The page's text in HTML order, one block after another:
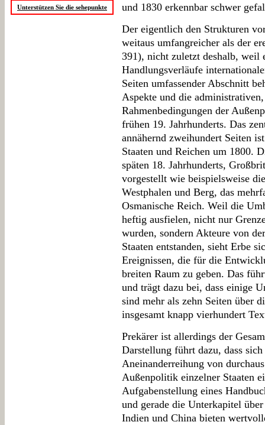
Unterstützen Sie die sehepunkte
und 1830 erkennbar schwer
Der eigentlich den Strukturen
weitaus umfangreicher als der
391), nicht zuletzt deshalb, weil
Handlungsverläufe
Seiten umfassender Abschnitt
Aspekte und die
Rahmenbedingungen der
frühen 19. Jahrhunderts. Das
annähernd zweihundert Seiten
Staaten und Reichen um 1800.
späten 18. Jahrhunderts,
vorgestellt wie beispielsweise
Westphalen und Berg, das
Osmanische Reich. Weil die
heftig ausfielen, nicht nur
wurden, sondern Akteure von
Staaten entstanden, sieht Erbe
Ereignissen, die für die
breiten Raum zu geben. Das
und trägt dazu bei, dass einige
sind mehr als zehn Seiten über
insgesamt knapp vierhundert
Prekärer ist allerdings der
Darstellung führt dazu, dass
Aneinanderreihung von
Außenpolitik einzelner Staaten
Aufgabenstellung eines
und gerade die Unterkapitel
Indien und China bieten